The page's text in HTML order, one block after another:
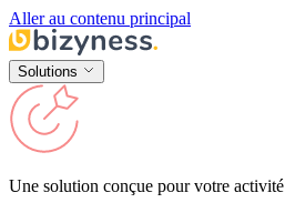
Aller au contenu principal
Solutions
Une solution conçue pour votre activité